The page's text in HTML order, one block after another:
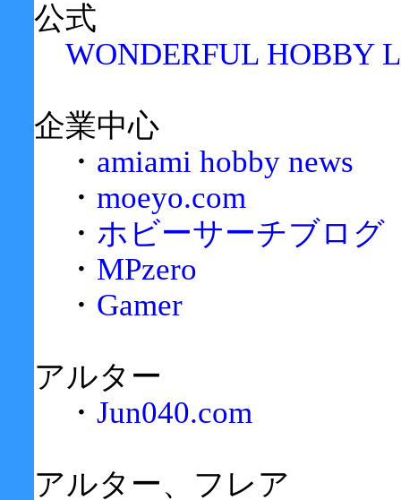
公式
WONDERFUL HOBBY
企業中心
・ amiami hobby news
・ moeyo.com
・ ホビーサーチブログ
・ MPzero
・ Gamer
アルター
・ Jun040.com
アルター、フレア